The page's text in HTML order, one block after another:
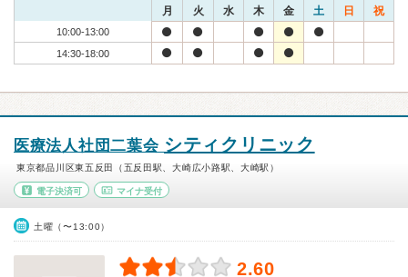
月 火 水 木 金 土 日 祝
10:00-13:00
14:30-18:00
医療法人社団二葉会 シティクリニック
東京都品川区東五反田（五反田駅、大崎広小路駅、大崎駅）
電子決済可 マイナ受付
土曜（〜13:00）
2.60